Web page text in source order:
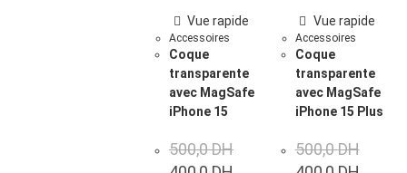
Vue rapide
Accessoires
Coque
transparente
avec MagSafe
iPhone 15
500,0DH
Vue rapide
Accessoires
Coque
transparente
avec MagSafe
iPhone 15 Plus
500,0DH